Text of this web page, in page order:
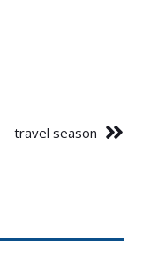
travel season